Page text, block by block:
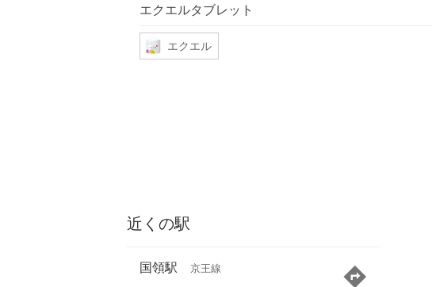
エクエルタブレット
エクエル
近くの駅
国領駅 京王線